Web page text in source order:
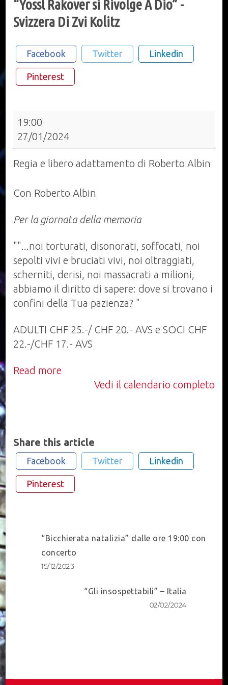
“Yossl Rakover si Rivolge A Dio” -
Svizzera Di Zvi Kolitz
Facebook Twitter Linkedin
Pinterest
“Yossl
Rakover
si
Rivolge
Dio”
Svizzera
Zvi
Kolitz
19:00
27/01/2024
Regia e libero adattamento di Roberto Albin
Con Roberto Albin
Per la giornata della memoria
""...noi torturati, disonorati, soffocati, noi
sepolti vivi e bruciati vivi, noi oltraggiati,
scherniti, derisi, noi massacrati a milioni,
abbiamo il diritto di sapere: dove si trovano i
confini della Tua pazienza? "
ADULTI CHF 25.-/ CHF 20.- AVS e SOCI CHF
22.-/CHF 17.- AVS
Read more
Vedi il calendario completo
Share this article
Facebook Twitter Linkedin
Pinterest
Post
Navigation
“Bicchierata natalizia” dalle ore 19:00 con
concerto
15/12/2023
“Gli insospettabili” – Italia
02/02/2024